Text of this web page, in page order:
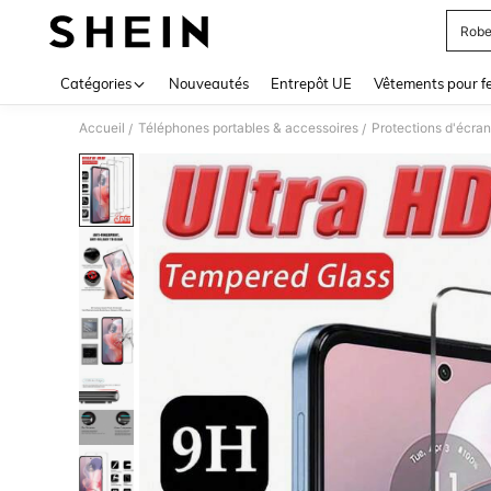
Catégories Nouveautés Entrepôt UE Vêtements pour
Accueil / Téléphones portables & accessoires / Protections d'écran